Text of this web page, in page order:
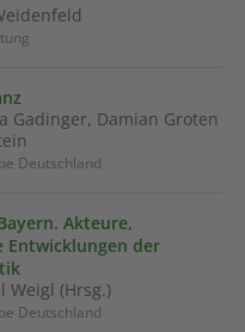
Gadinger, Damian Groten
Deutschland
Akteure,
der
Weigl (Hrsg.)
Deutschland